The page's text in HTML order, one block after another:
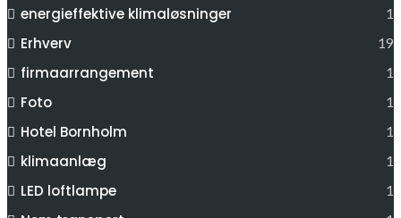
energieffektive klimaløsninger 1
Erhverv 19
firmaarrangement 1
Foto 1
Hotel Bornholm 1
klimaanlæg 1
LED loftlampe 1